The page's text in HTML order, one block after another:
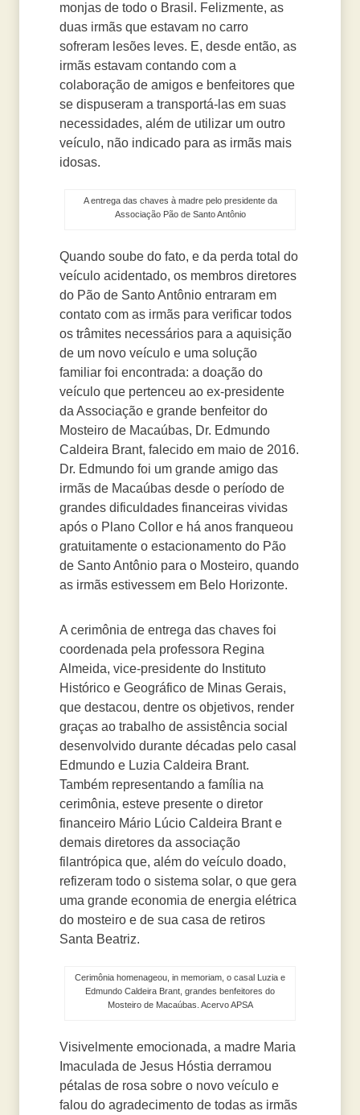
monjas de todo o Brasil. Felizmente, as
duas irmãs que estavam no carro
sofreram lesões leves. E, desde então, as
irmãs estavam contando com a
colaboração de amigos e benfeitores que
se dispuseram a transportá-las em suas
necessidades, além de utilizar um outro
veículo, não indicado para as irmãs mais
idosas.
A entrega das chaves à madre pelo presidente da
Associação Pão de Santo Antônio
Quando soube do fato, e da perda total do
veículo acidentado, os membros diretores
do Pão de Santo Antônio entraram em
contato com as irmãs para verificar todos
os trâmites necessários para a aquisição
de um novo veículo e uma solução
familiar foi encontrada: a doação do
veículo que pertenceu ao ex-presidente
da Associação e grande benfeitor do
Mosteiro de Macaúbas, Dr. Edmundo
Caldeira Brant, falecido em maio de 2016.
Dr. Edmundo foi um grande amigo das
irmãs de Macaúbas desde o período de
grandes dificuldades financeiras vividas
após o Plano Collor e há anos franqueou
gratuitamente o estacionamento do Pão
de Santo Antônio para o Mosteiro, quando
as irmãs estivessem em Belo Horizonte.
A cerimônia de entrega das chaves foi
coordenada pela professora Regina
Almeida, vice-presidente do Instituto
Histórico e Geográfico de Minas Gerais,
que destacou, dentre os objetivos, render
graças ao trabalho de assistência social
desenvolvido durante décadas pelo casal
Edmundo e Luzia Caldeira Brant.
Também representando a família na
cerimônia, esteve presente o diretor
financeiro Mário Lúcio Caldeira Brant e
demais diretores da associação
filantrópica que, além do veículo doado,
refizeram todo o sistema solar, o que gera
uma grande economia de energia elétrica
do mosteiro e de sua casa de retiros
Santa Beatriz.
Cerimônia homenageou, in memoriam, o casal Luzia e
Edmundo Caldeira Brant, grandes benfeitores do
Mosteiro de Macaúbas. Acervo APSA
Visivelmente emocionada, a madre Maria
Imaculada de Jesus Hóstia derramou
pétalas de rosa sobre o novo veículo e
falou do agradecimento de todas as irmãs